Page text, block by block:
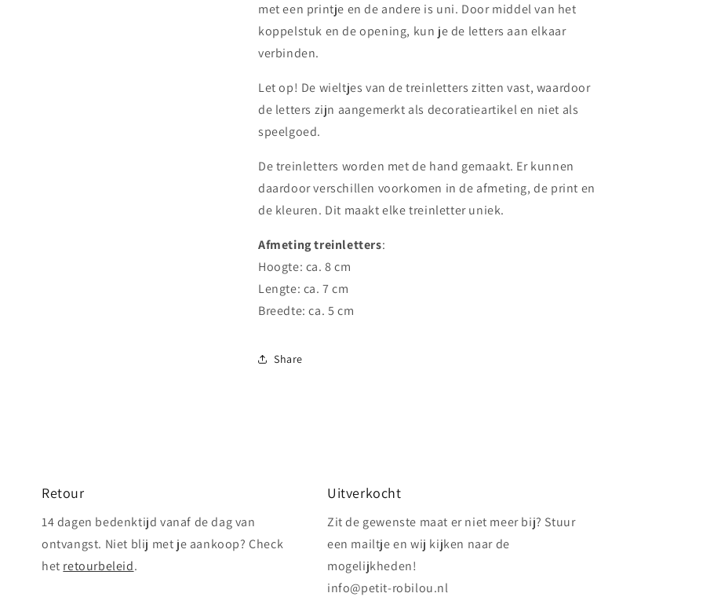
met een printje en de andere is uni. Door middel van het
koppelstuk en de opening, kun je de letters aan elkaar
verbinden.
Let op! De wieltjes van de treinletters zitten vast, waardoor
de letters zijn aangemerkt als decoratieartikel en niet als
speelgoed.
De treinletters worden met de hand gemaakt. Er kunnen
daardoor verschillen voorkomen in de afmeting, de print en
de kleuren. Dit maakt elke treinletter uniek.
Afmeting treinletters:
Hoogte: ca. 8 cm
Lengte: ca. 7 cm
Breedte: ca. 5 cm
Share
Retour
14 dagen bedenktijd vanaf de dag van
ontvangst. Niet blij met je aankoop? Check
het retourbeleid.
Uitverkocht
Zit de gewenste maat er niet meer bij? Stuur
een mailtje en wij kijken naar de
mogelijkheden!
info@petit-robilou.nl